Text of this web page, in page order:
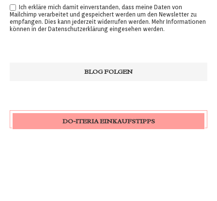
Ich erkläre mich damit einverstanden, dass meine Daten von
Mailchimp verarbeitet und gespeichert werden um den Newsletter zu
empfangen. Dies kann jederzeit widerrufen werden. Mehr Informationen
können in der Datenschutzerklärung eingesehen werden.
DO-ITERIA EINKAUFSTIPPS